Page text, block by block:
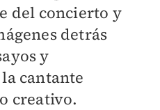
del concierto y
detrás
y
cantante
creativo.